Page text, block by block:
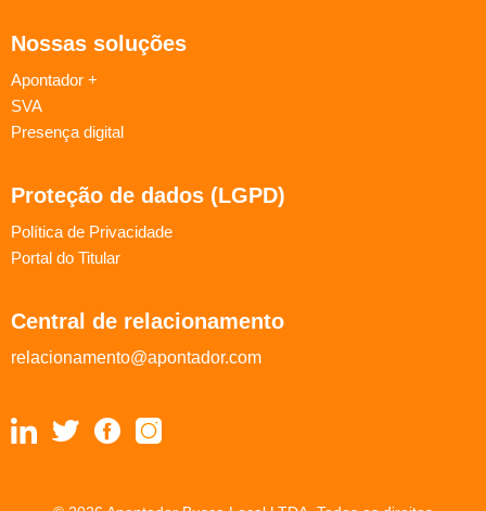
Nossas soluções
Apontador +
SVA
Presença digital
Proteção de dados (LGPD)
Política de Privacidade
Portal do Titular
Central de relacionamento
relacionamento@apontador.com